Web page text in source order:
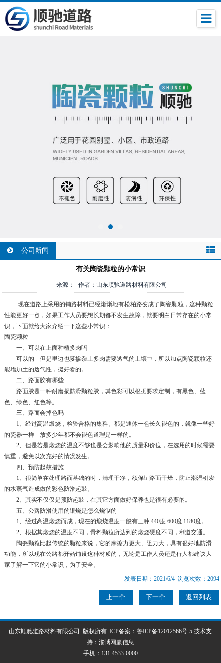
公司新闻
有关陶瓷颗粒的小常识
来源： 作者：山东顺驰道路材料有限公司
现在道路上采用的铺路材料已经渐渐地有松柏路变成了陶瓷颗粒，这种颗粒
性能更好一点，如果工作人员要想长期都不发生故障，就要明白日常存在的小常
识，下面就给大家介绍一下这些小常识：
陶瓷颗粒
一、可以在上面种植多肉吗
可以的，但是里边也要掺杂土多肉需要透气的土壤中，所以加点陶瓷颗粒还
能增加土的透气性，挺好看的。
二、路面胶有哪些
路面胶是一种耐磨损防滑颗粒胶，其色彩可以根据要求定制，有黑色、蓝
色、绿色、红色等。
三、路面会掉色吗
1、经过高温煅烧，检验合格的集料。都是通体一色长久褪色的，就像一些好
的瓷器一样，放多少年都不会褪色道理是一样的。
2、但是若是煅烧的温度不够也是会影响他的质量和价位，在选用的时候需要
慎重，避免以次充好的情况发生。
四、预防起鼓措施
1、很简单在处理路面基础的时，清理干净，须保证路面干燥，防止潮湿引发
的水蒸气造成做的彩色防滑起鼓。
2、其实不仅仅是预防起鼓，在其它方面做好保养也是很有必要的。
五、公路防滑使用的锻烧是怎么烧制的
1、经过高温煅烧而成，现在的煅烧温度一般有三种 440度 600度 1180度。
2、根据其煅烧的温度不同，骨料颗粒所达到的煅烧硬度不同，利道交通。
陶瓷颗粒比起传统的颗粒来说，它的摩擦力更大、阻力大，具有很好地防滑
功能，所以现在公路都开始铺设这种材质的，无论是工作人员还是行人都建议大
家了解一下它的小常识，为了安全。
发表日期：2021/6/4 浏览次数：2094
上一个 下一个 返回列表
山东顺驰道路材料有限公司 版权所有 ICP备案：鲁ICP备12012566号-5 技术支
持： 淄博网赢信息
手机： 131-4533-0000